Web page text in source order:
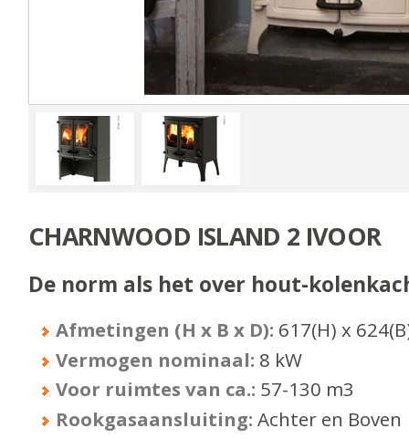
CHARNWOOD ISLAND 2 IVOOR
De norm als het over hout-
Afmetingen (H x B x D): 617(H) x 624
Vermogen nominaal: 8 kW
Voor ruimtes van ca.: 57-130 m3
Rookgasaansluiting: Achter en Boven